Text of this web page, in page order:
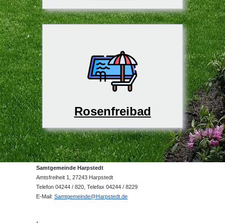
Rosenfreibad
Samtgemeinde Harpstedt
Amtsfreiheit 1, 27243 Harpstedt
Telefon 04244 / 820, Telefax 04244 / 8229
E-Mail: Samtgemeinde@Harpstedt.de